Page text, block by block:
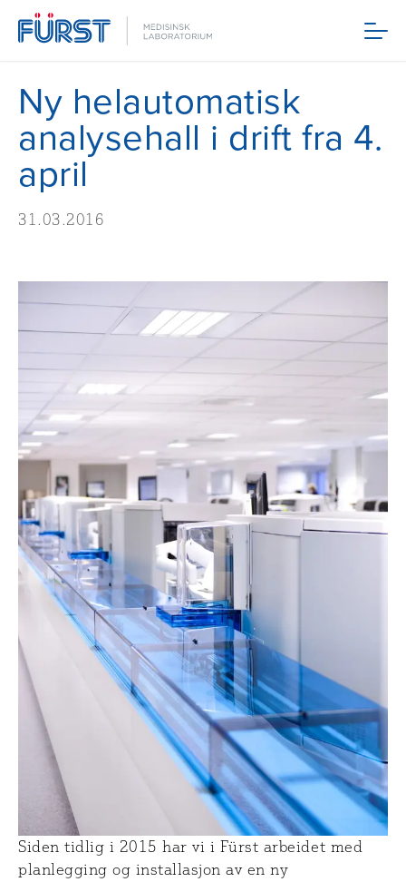
Meny
Ny helautomatisk
analysehall i drift fra 4.
april
31.03.2016
Siden tidlig i 2015 har vi i Fürst arbeidet med
planlegging og installasjon av en ny